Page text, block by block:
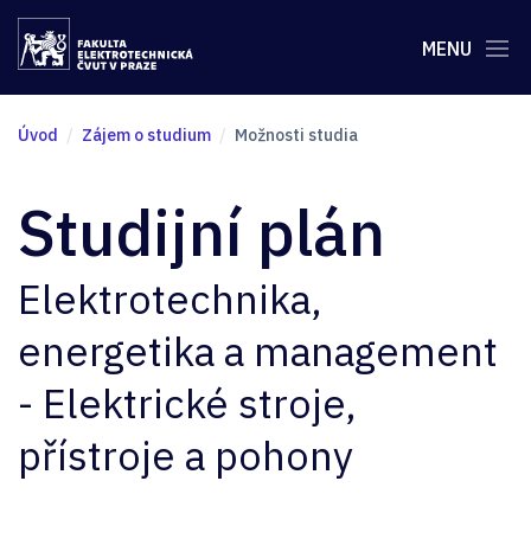
MENU
Úvod Zájem o studium Možnosti studia
Studijní plán
Elektrotechnika,
energetika a management
- Elektrické stroje,
přístroje a pohony